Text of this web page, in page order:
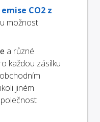
emise CO2 z
možnost
a různé
každou zásilku
jiném